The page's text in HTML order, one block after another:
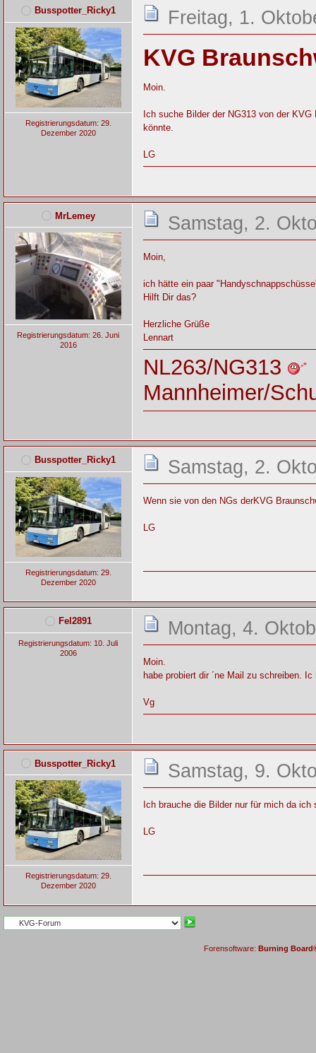
Busspotter_Ricky1
Registrierungsdatum: 29.
Dezember 2020
Freitag, 1.
KVG
Moin.
Ich suche Bilder der NG313 von der
könnte.
LG
MrLemey
Registrierungsdatum: 26. Juni
2016
Samstag, 2.
Moin,
ich hätte ein paar
Hilft Dir das?
Herzliche Grüße
Lennart
NL263/NG313
Mannheimer/
Busspotter_Ricky1
Registrierungsdatum: 29.
Dezember 2020
Samstag, 2.
Wenn sie von den NGs derKVG
LG
Fel2891
Registrierungsdatum: 10. Juli
2006
Montag, 4.
Moin.
habe probiert dir ´ne Mail zu schreiben.
Vg
Busspotter_Ricky1
Registrierungsdatum: 29.
Dezember 2020
Samstag, 9.
Ich brauche die Bilder nur für mich da
LG
Forensoftware: Burning